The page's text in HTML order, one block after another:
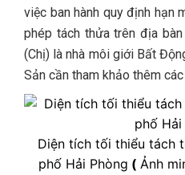
việc ban hành quy định hạn
phép tách thửa trên địa
(Chị) là nhà môi giới Bất
Sản cần tham khảo thêm
Diện tích tối thiểu tách
phố Hải Phòng ( Ảnh